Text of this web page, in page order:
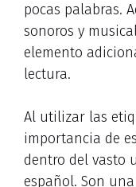
pocas palabras.
sonoros y
elemento
lectura.
Al utilizar las
importancia de
dentro del vasto
español. Son